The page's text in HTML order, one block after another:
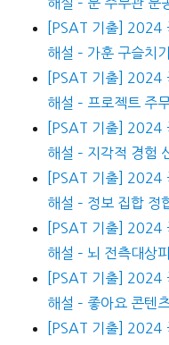
[PSAT 기출] 2024
해설 – 가훈 구슬치
[PSAT 기출] 2024
해설 – 프로젝트 주
[PSAT 기출] 2024
해설 – 지각적 경험
[PSAT 기출] 2024
해설 – 정보 집합 정
[PSAT 기출] 2024
해설 – 뇌 전측대상
[PSAT 기출] 2024
해설 – 좋아요 콘텐츠
[PSAT 기출] 2024